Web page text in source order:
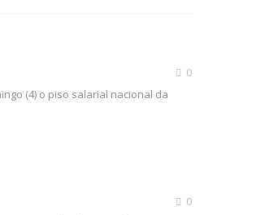
0
(4) o piso salarial nacional da
0